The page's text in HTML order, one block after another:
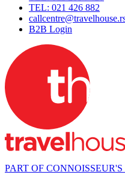
TEL: 021 426 882
B2B Login
PART OF